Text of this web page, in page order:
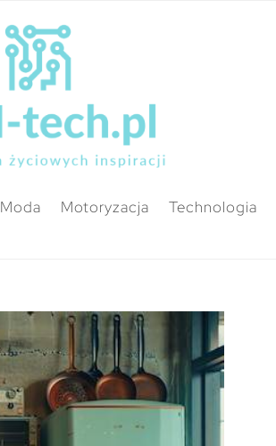
Moda Motoryzacja Technologia